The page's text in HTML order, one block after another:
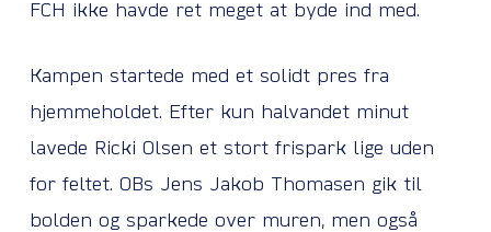
FCH ikke havde ret meget at byde ind med.
Kampen startede med et solidt pres fra
hjemmeholdet. Efter kun halvandet minut
lavede Ricki Olsen et stort frispark lige uden
for feltet. OBs Jens Jakob Thomasen gik til
bolden og sparkede over muren, men også